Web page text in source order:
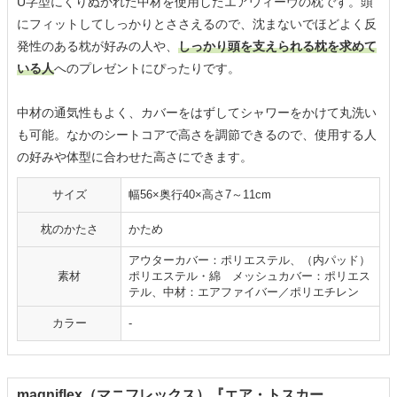
にフィットしてしっかりとささえるので、沈まないでほどよく反
発性のある枕が好みの人や、 しっかり頭を支えられる枕を求めて
いる人へのプレゼントにぴったりです。
中材の通気性もよく、カバーをはずしてシャワーをかけて丸洗い
も可能。なかのシートコアで高さを調節できるので、使用する人
の好みや体型に合わせた高さにできます。
サイズ 幅56×奥行40×高さ7～11cm
枕のかたさ かため
素材
アウターカバー：ポリエステル、（内パッド）
ポリエステル・綿 メッシュカバー：ポリエス
テル、中材：エアファイバー／ポリエチレン
カラー -